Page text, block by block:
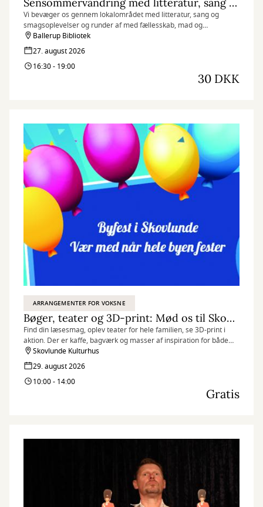
Vi bevæger os gennem lokalområdet med litteratur, sang og
smagsoplevelser og runder af med fællesskab, mad og
sommerdessert i hyggelige rammer.
Ballerup Bibliotek
27. august 2026
16:30 - 19:00
30 DKK
ARRANGEMENTER FOR VOKSNE
Bøger, teater og 3D-print: Mød os til Skovlunde Byfest
Find din læsesmag, oplev teater for hele familien, se 3D-print i
aktion. Der er kaffe, bagværk og masser af inspiration for både
børn og voksne.
Skovlunde Kulturhus
29. august 2026
10:00 - 14:00
Gratis